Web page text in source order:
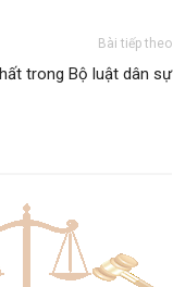
Bài tiếp theo
trong Bộ luật dân sự